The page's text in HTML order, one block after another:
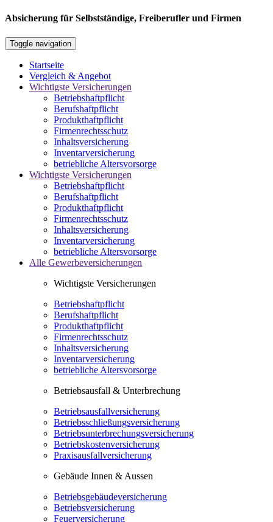
Absicherung für Selbstständige, Freiberufler und Firmen
Toggle navigation
Startseite
Vergleich & Angebot
Wichtigste Versicherungen
Betriebshaftpflicht
Berufshaftpflicht
Produkthaftpflicht
Firmenrechtsschutz
Inhaltsversicherung
Inventarversicherung
betriebliche Altersvorsorge
Wichtigste Versicherungen
Betriebshaftpflicht
Berufshaftpflicht
Produkthaftpflicht
Firmenrechtsschutz
Inhaltsversicherung
Inventarversicherung
betriebliche Altersvorsorge
Alle Gewerbeversicherungen
Wichtigste Versicherungen
Betriebshaftpflicht
Berufshaftpflicht
Produkthaftpflicht
Firmenrechtsschutz
Inhaltsversicherung
Inventarversicherung
betriebliche Altersvorsorge
Betriebsausfall & Unterbrechung
Betriebsausfallversicherung
Betriebsschließungsversicherung
Betriebsunterbrechungsversicherung
Betriebskostenversicherung
Praxisausfallversicherung
Gebäude Innen & Aussen
Betriebsgebäudeversicherung
Betriebsversicherung
Feuerversicherung